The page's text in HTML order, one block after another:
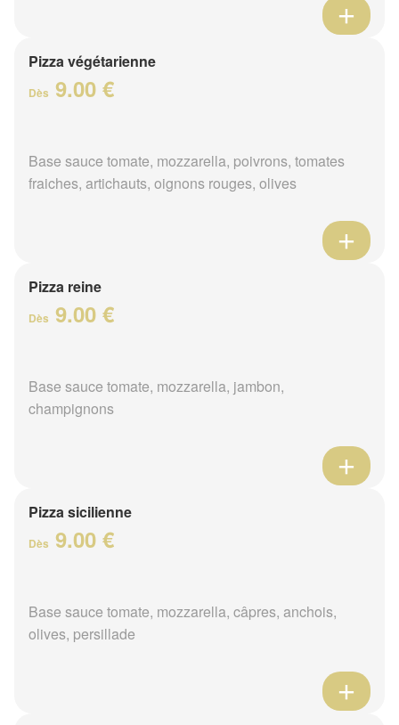
Pizza végétarienne
Dès 9.00 €
Base sauce tomate, mozzarella, poivrons, tomates
fraiches, artichauts, oignons rouges, olives
Pizza reine
Dès 9.00 €
Base sauce tomate, mozzarella, jambon,
champignons
Pizza sicilienne
Dès 9.00 €
Base sauce tomate, mozzarella, câpres, anchois,
olives, persillade